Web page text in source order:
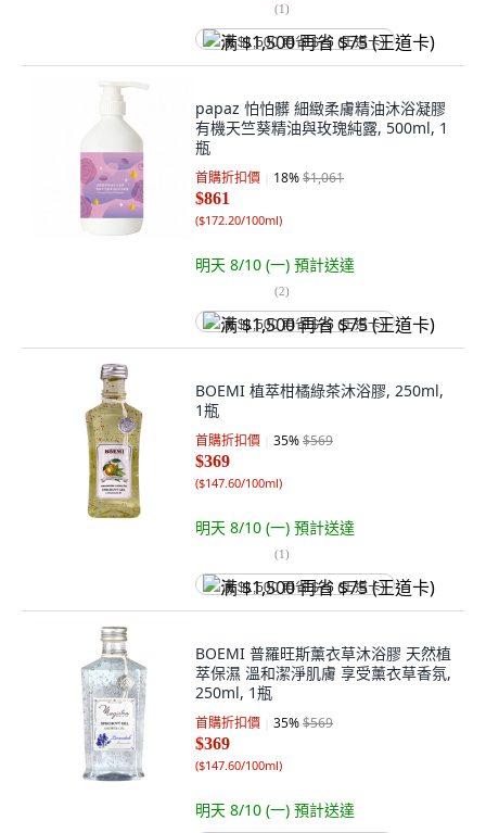
(1)
满 $1,500 再省 $75 (王道卡)
papaz 怕怕髒 細緻柔膚精油沐浴凝膠
有機天竺葵精油與玫瑰純露, 500ml, 1
瓶
首購折扣價 18%$1,061
$861
($172.20/100ml)
明天 8/10 (一) 預計送達
(2)
满 $1,500 再省 $75 (王道卡)
BOEMI 植萃柑橘綠茶沐浴膠, 250ml,
1瓶
首購折扣價 35%$569
$369
($147.60/100ml)
明天 8/10 (一) 預計送達
(1)
满 $1,500 再省 $75 (王道卡)
BOEMI 普羅旺斯薰衣草沐浴膠 天然植
萃保濕 溫和潔淨肌膚 享受薰衣草香氛,
250ml, 1瓶
首購折扣價 35%$569
$369
($147.60/100ml)
明天 8/10 (一) 預計送達